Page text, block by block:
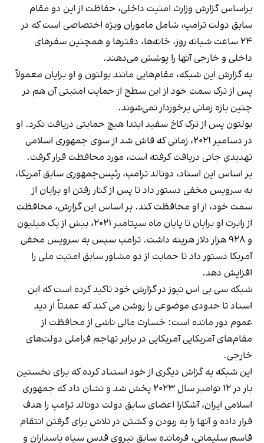
براساس گزارش وزارت امنیت داخلی، حفاظت از این دو مقام
سابق دولت ترامپ، شامل ماموران ویژه اختصاصی است که در
۲۴ ساعت شبانه روز، خانه‌ها، دفترها و همچنین سفرهای
داخلی و خارجی آنها را پوشش می‌دهند.
به گزارش این شبکه، مقام‌هایی مانند بولتون و او برایان معمولاً
پس از ترک سمت خود از این سطح از حمایت امنیتی آن هم در
چنین بازه زمانی برخوردار نمی‎‌شوند.
بولتون پس از ترک کاخ سفید ابتدا هیچ حمایتی دریافت نکرد. او
در دسامبر ۲۰۲۱، زمانی که فاش شد از سوی جمهوری اسلامی
تهدیدی جانی دریافت کرفته است، مورد محافظت قرار گرفت.
بر اساس این اسناد، دونالد ترامپ، رئیس‌جمهوری سابق آمریکا،
به سرویس مخفی دستور داد تا پس از کنار رفتن او برایان از
سمت خود، از او محافظت کند. بر اساس این گزارش، محافظت
از رابرت او برایان تا پایان ماه سپتامبر ۲۰۲۱، بیش از یک میلیون
و ۹۲۸ هزار دلار هزینه داشت. ترامپ سپس به سرویس‌ مخفی
آمریکا دستور داد تا حمایت از دو مشاور سابق امنیت ملی را
افزایش دهد.
شبکه سی بی اس نیوز در گزارش خود تاکید کرده است که این
اسناد تا حدودی موضوعی را روشن می کند که عمدتاً از دید
عموم دور مانده است: خسارت مالی ناشی از محافظت از
مقام‌های آمریکایی آمریکایی در برابر تهاجم فراملی دولت‌های
خارجی.
این شبکه به گزاش دیگری از خود استناد کرده که برای نخستین
بار در ۱۲ نوامبر سال ۲۰۲۳ پخش شد و نشان داد که جمهوری
اسلامی ایران، آشکارا اعضای سابق دولت دونالد ترامپ را هدف
قرار داده و آنها را به ربودن و کشتن در تلاش برای گرفتن انتقام
قاسم سلیمانی، فرمانده سابق نیروی قدس سپاه پاسداران و